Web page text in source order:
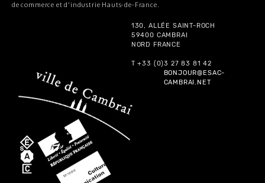
de commerce et d'industrie Hauts-de-France.
130, ALLÉE SAINT-ROCH
59400 CAMBRAI
NORD FRANCE
T +33 (0)3 27 83 81 42
BONJOUR@ESAC-
CAMBRAI.NET